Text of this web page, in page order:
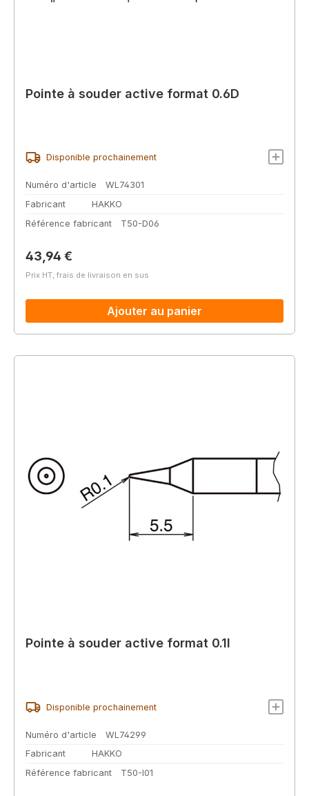
Pointe à souder active format 0.6D
Disponible prochainement
Numéro d'article
WL74301
Fabricant
HAKKO
Référence fabricant
T50-D06
Prix régulier :
43,94 €
Prix HT, frais de livraison en sus
Ajouter au panier
Pointe à souder active format 0.1I
Disponible prochainement
Numéro d'article
WL74299
Fabricant
HAKKO
Référence fabricant
T50-I01